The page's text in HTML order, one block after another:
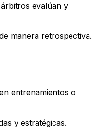
evalúan y
manera retrospectiva.
entrenamientos o
y estratégicas.